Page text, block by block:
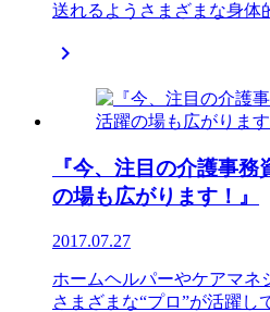
送れるようさまざまな身体

『今、注目の介護事
の場も広がります！』
2017.07.27
ホームヘルパーやケアマネ
さまざまな“プロ”が活躍し